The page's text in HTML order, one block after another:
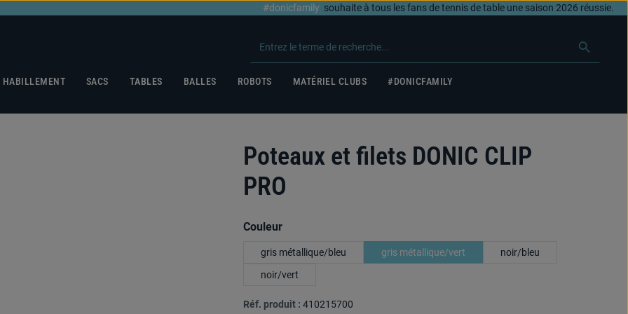
#donicfamily souhaite à tous les fans de tennis de table une saison 2026 réussie.
HABILLEMENT SACS TABLES BALLES ROBOTS MATÉRIEL CLUBS
#DONICFAMILY
Poteaux et filets DONIC CLIP
PRO
Sélectionnez
Couleur
gris métallique/bleu gris métallique/vert
noir/bleu
noir/vert
Réf. produit : 410215700